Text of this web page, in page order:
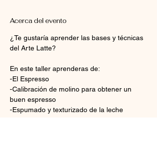
Acerca del evento
¿Te gustaría aprender las bases y técnicas
del Arte Latte?
En este taller aprenderas de:
-El Espresso
-Calibración de molino para obtener un
buen espresso
-Espumado y texturizado de la leche